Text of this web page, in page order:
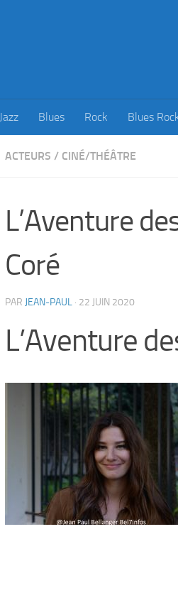
Jazz Blues Rock Blues
ACTEURS / CINÉ/THÉÂTRE
L’Aventure
Coré
PAR JEAN-PAUL · 22 JUIN 2020
L’Aventure